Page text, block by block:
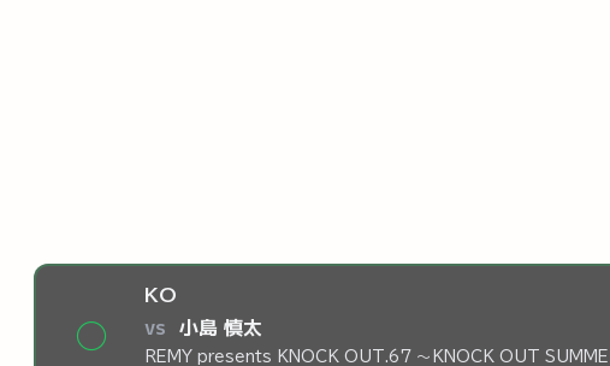
◯
KO
vs 小島 慎太
REMY presents KNOCK OUT.67 ～KNOCK OUT